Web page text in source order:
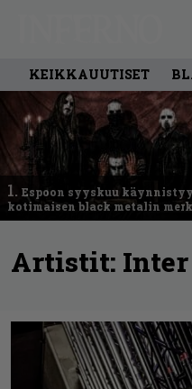
KEIKKAUUTISET
1. Espoon syyskuu käynnistyy
kotimaisen black metalin
Artistit: